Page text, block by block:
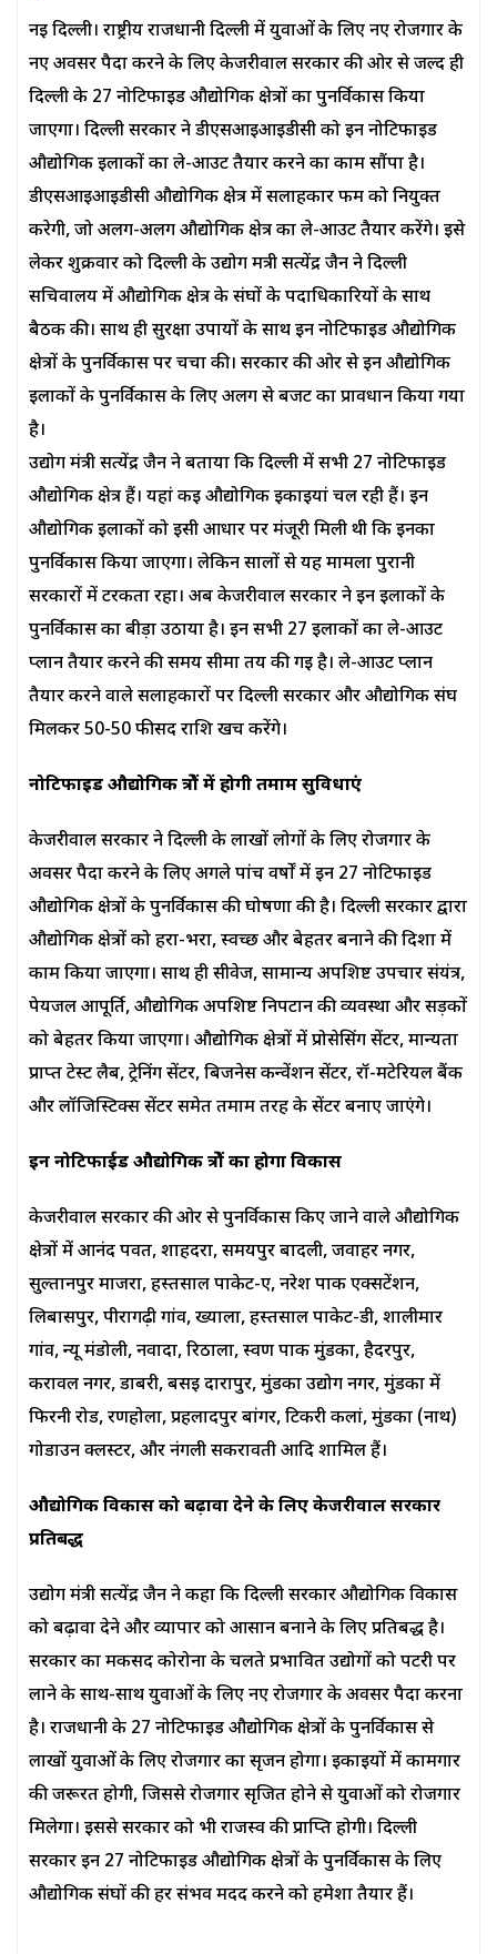
नई दिल्ली। राष्ट्रीय राजधानी दिल्ली में युवाओं के लिए नए रोजगार के
नए अवसर पैदा करने के लिए केजरीवाल सरकार की ओर से जल्द ही
दिल्ली के 27 नोटिफाइड औद्योगिक क्षेत्रों का पुनर्विकास किया
जाएगा। दिल्ली सरकार ने डीएसआईआईडीसी को इन नोटिफाइड
औद्योगिक इलाकों का ले-आउट तैयार करने का काम सौंपा है।
डीएसआईआईडीसी औद्योगिक क्षेत्र में सलाहकार फर्म को नियुक्त
करेगी, जो अलग-अलग औद्योगिक क्षेत्र का ले-आउट तैयार करेंगे। इसे
लेकर शुक्रवार को दिल्ली के उद्योग मत्री सत्येंद्र जैन ने दिल्ली
सचिवालय में औद्योगिक क्षेत्र के संघों के पदाधिकारियों के साथ
बैठक की। साथ ही सुरक्षा उपायों के साथ इन नोटिफाइड औद्योगिक
क्षेत्रों के पुनर्विकास पर चर्चा की। सरकार की ओर से इन औद्योगिक
इलाकों के पुनर्विकास के लिए अलग से बजट का प्रावधान किया गया
है।
उद्योग मंत्री सत्येंद्र जैन ने बताया कि दिल्ली में सभी 27 नोटिफाइड
औद्योगिक क्षेत्र हैं। यहां कई औद्योगिक इकाइयां चल रही हैं। इन
औद्योगिक इलाकों को इसी आधार पर मंजूरी मिली थी कि इनका
पुनर्विकास किया जाएगा। लेकिन सालों से यह मामला पुरानी
सरकारों में टरकता रहा। अब केजरीवाल सरकार ने इन इलाकों के
पुनर्विकास का बीड़ा उठाया है। इन सभी 27 इलाकों का ले-आउट
प्लान तैयार करने की समय सीमा तय की गई है। ले-आउट प्लान
तैयार करने वाले सलाहकारों पर दिल्ली सरकार और औद्योगिक संघ
मिलकर 50-50 फीसद राशि खर्च करेंगे।
नोटिफाइड औद्योगिक क्षेत्रों में होगी तमाम सुविधाएं
केजरीवाल सरकार ने दिल्ली के लाखों लोगों के लिए रोजगार के
अवसर पैदा करने के लिए अगले पांच वर्षों में इन 27 नोटिफाइड
औद्योगिक क्षेत्रों के पुनर्विकास की घोषणा की है। दिल्ली सरकार द्वारा
औद्योगिक क्षेत्रों को हरा-भरा, स्वच्छ और बेहतर बनाने की दिशा में
काम किया जाएगा। साथ ही सीवेज, सामान्य अपशिष्ट उपचार संयंत्र,
पेयजल आपूर्ति, औद्योगिक अपशिष्ट निपटान की व्यवस्था और सड़कों
को बेहतर किया जाएगा। औद्योगिक क्षेत्रों में प्रोसेसिंग सेंटर, मान्यता
प्राप्त टेस्ट लैब, ट्रेनिंग सेंटर, बिजनेस कन्वेंशन सेंटर, रॉ-मटेरियल बैंक
और लॉजिस्टिक्स सेंटर समेत तमाम तरह के सेंटर बनाए जाएंगे।
इन नोटिफाईड औद्योगिक क्षेत्रों का होगा विकास
केजरीवाल सरकार की ओर से पुनर्विकास किए जाने वाले औद्योगिक
क्षेत्रों में आनंद पर्वत, शाहदरा, समयपुर बादली, जवाहर नगर,
सुल्तानपुर माजरा, हस्तसाल पाकेट-ए, नरेश पार्क एक्सटेंशन,
लिबासपुर, पीरागढ़ी गांव, ख्याला, हस्तसाल पाकेट-डी, शालीमार
गांव, न्यू मंडोली, नवादा, रिठाला, स्वर्ण पार्क मुंडका, हैदरपुर,
करावल नगर, डाबरी, बसई दारापुर, मुंडका उद्योग नगर, मुंडका में
फिरनी रोड, रणहोला, प्रहलादपुर बांगर, टिकरी कलां, मुंडका (नार्थ)
गोडाउन क्लस्टर, और नंगली सकरावती आदि शामिल हैं।
औद्योगिक विकास को बढ़ावा देने के लिए केजरीवाल सरकार
प्रतिबद्ध
उद्योग मंत्री सत्येंद्र जैन ने कहा कि दिल्ली सरकार औद्योगिक विकास
को बढ़ावा देने और व्यापार को आसान बनाने के लिए प्रतिबद्ध है।
सरकार का मकसद कोरोना के चलते प्रभावित उद्योगों को पटरी पर
लाने के साथ-साथ युवाओं के लिए नए रोजगार के अवसर पैदा करना
है। राजधानी के 27 नोटिफाइड औद्योगिक क्षेत्रों के पुनर्विकास से
लाखों युवाओं के लिए रोजगार का सृजन होगा। इकाइयों में कामगार
की जरूरत होगी, जिससे रोजगार सृजित होने से युवाओं को रोजगार
मिलेगा। इससे सरकार को भी राजस्व की प्राप्ति होगी। दिल्ली
सरकार इन 27 नोटिफाइड औद्योगिक क्षेत्रों के पुनर्विकास के लिए
औद्योगिक संघों की हर संभव मदद करने को हमेशा तैयार हैं।